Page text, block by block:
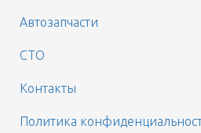
Автозапчасти
СТО
Контакты
Политика